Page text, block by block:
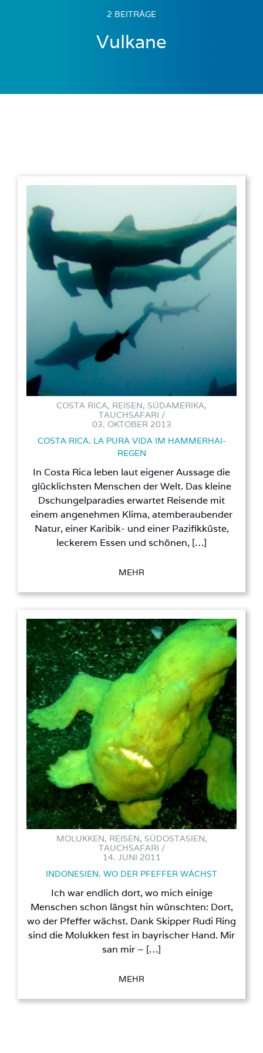
2 BEITRÄGE
Vulkane
COSTA RICA, REISEN, SÜDAMERIKA,
TAUCHSAFARI /
03. OKTOBER 2013
COSTA RICA. LA PURA VIDA IM HAMMERHAI-
REGEN
In Costa Rica leben laut eigener Aussage die
glücklichsten Menschen der Welt. Das kleine
Dschungelparadies erwartet Reisende mit
einem angenehmen Klima, atemberaubender
Natur, einer Karibik- und einer Pazifikküste,
leckerem Essen und schönen, […]
MEHR
MOLUKKEN, REISEN, SÜDOSTASIEN,
TAUCHSAFARI /
14. JUNI 2011
INDONESIEN. WO DER PFEFFER WÄCHST
Ich war endlich dort, wo mich einige
Menschen schon längst hin wünschten: Dort,
wo der Pfeffer wächst. Dank Skipper Rudi Ring
sind die Molukken fest in bayrischer Hand. Mir
san mir – […]
MEHR